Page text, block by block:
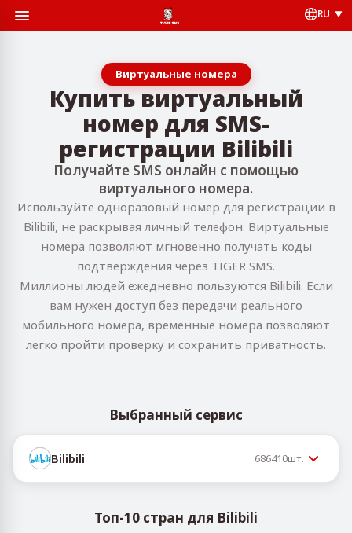
RU
Виртуальные номера
Купить виртуальный
номер для SMS-
регистрации Bilibili
Получайте SMS онлайн с помощью
виртуального номера.
Используйте одноразовый номер для регистрации в
Bilibili, не раскрывая личный телефон. Виртуальные
номера позволяют мгновенно получать коды
подтверждения через TIGER SMS.
Миллионы людей ежедневно пользуются Bilibili. Если
вам нужен доступ без передачи реального
мобильного номера, временные номера позволяют
легко пройти проверку и сохранить приватность.
Выбранный сервис
Bilibili 686410шт.
Топ-10 стран для Bilibili